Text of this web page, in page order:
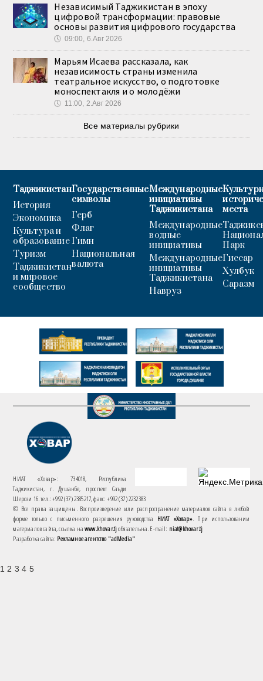
Независимый Таджикистан в эпоху
цифровой трансформации: правовые
основы развития цифрового государства
🕔 09:00, 6.Авг 2026
Марьям Исаева рассказала, как
независимость страны изменила
театральное искусство, о подготовке
моноспектакля и о молодёжи
🕔 11:00, 2.Авг 2026
Все материалы рубрики
Таджикистан
История
Экономика
Культура и
образование
Туризм
Таджикистан
и мировое
сообщество
Государственные
символы
Герб
Флаг
Гимн
Национальная
валюта
Международные
инициативы
Таджикистана
Международные
водные
инициативы
Международные
инициативы
Таджикистана
Навруз
места
Парк
Гиссар
Хулбук
Саразм
НИАТ «Ховар»: 734018, Республика
Таджикистан, г. Душанбе, проспект Саъди
Шерози 16. тел.: +992 (37) 2385217, факс: +992 (37) 2232383
© Все права защищены. Воспроизведение или распространение материалов сайта в любой
форме только с письменного разрешения руководства НИАТ «Ховар». При использовании
материалов сайта, ссылка наwww.khovar.tjобязательна. E-mail: niat@khovar.tj
Разработка сайта: Рекламное агентство "adMedia"
1 2 3 4 5